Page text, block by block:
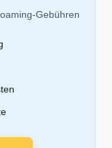
Gebühren